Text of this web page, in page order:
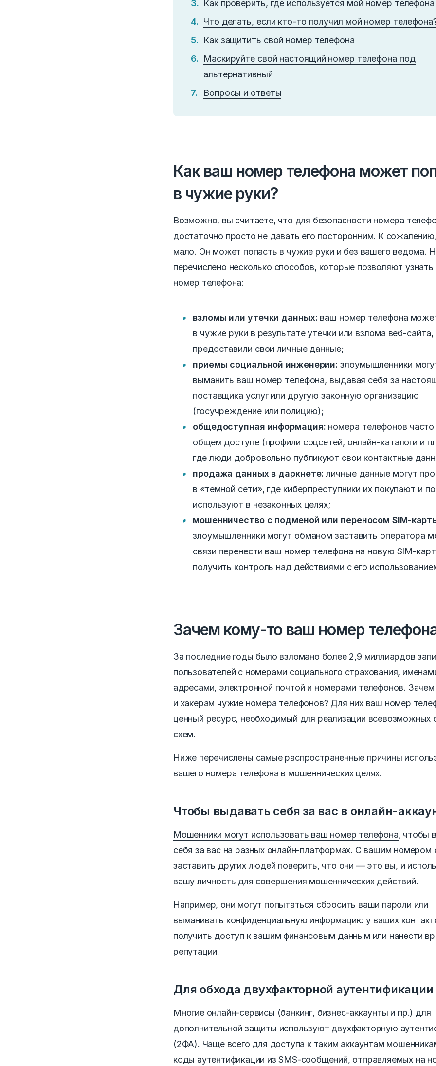
Как проверить, где используется мой номер телефона
Что делать, если кто-то получил мой номер
Как защитить свой номер телефона
Маскируйте свой настоящий номер телефона под
альтернативный
Вопросы и ответы
Как ваш номер телефона может
в чужие руки?
Возможно, вы считаете, что для безопасности номера
достаточно просто не давать его посторонним. К
мало. Он может попасть в чужие руки и без вашего ведома.
перечислено несколько способов, которые позволяют
номер телефона:
взломы или утечки данных: ваш номер телефона
в чужие руки в результате утечки или взлома веб-сайта,
предоставили свои личные данные;
приемы социальной инженерии:злоумышленники
выманить ваш номер телефона, выдавая себя за
поставщика услуг или другую законную организацию
(госучреждение или полицию);
общедоступная информация: номера телефонов
общем доступе (профили соцсетей, онлайн-каталоги и
где люди добровольно публикуют свои контактные
продажа данных в даркнете: личные данные могут
в «темной сети», где киберпреступники их покупают и
используют в незаконных целях;
мошенничество с подменой или переносом SIM-
злоумышленники могут обманом заставить оператора
связи перенести ваш номер телефона на новую SIM-
получить контроль над действиями с его
Зачем кому-то ваш номер
За последние годы было взломано более 2,9 миллиардов
пользователей с номерами социального страхования,
адресами, электронной почтой и номерами телефонов.
и хакерам чужие номера телефонов? Для них ваш номер
ценный ресурс, необходимый для реализации всевозможных
схем.
Ниже перечислены самые распространенные причины
вашего номера телефона в мошеннических целях.
Чтобы выдавать себя за вас в онлайн-
Мошенники могут использовать ваш номер телефона, чтобы
себя за вас на разных онлайн-платформах. С вашим номером
заставить других людей поверить, что они — это вы, и
вашу личность для совершения мошеннических действий.
Например, они могут попытаться сбросить ваши пароли или
выманивать конфиденциальную информацию у ваших
получить доступ к вашим финансовым данным или нанести
репутации.
Для обхода двухфакторной аутентификации
Многие онлайн-сервисы (банкинг, бизнес-аккаунты и пр.) для
дополнительной защиты используют двухфакторную
(2ФА). Чаще всего для доступа к таким аккаунтам
коды аутентификации из SMS-сообщений, отправляемых на